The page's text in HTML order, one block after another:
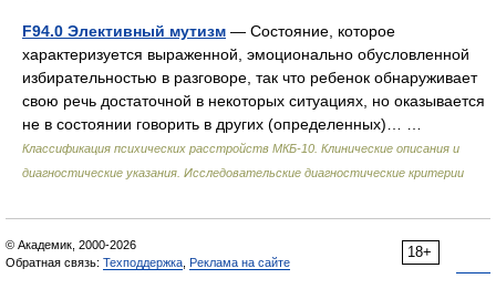
F94.0 Элективный мутизм — Состояние, которое
характеризуется выраженной, эмоционально обусловленной
избирательностью в разговоре, так что ребенок обнаруживает
свою речь достаточной в некоторых ситуациях, но оказывается
не в состоянии говорить в других (определенных)… …
Классификация психических расстройств МКБ-10. Клинические описания и
диагностические указания. Исследовательские диагностические критерии
18+
© Академик, 2000-2026
Обратная связь: Техподдержка Реклама на сайте